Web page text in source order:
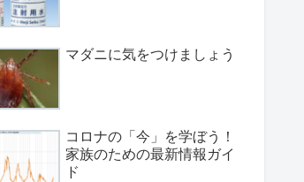
マダニに気をつけましょう
コロナの「今」を学ぼう！
家族のための最新情報ガイ
ド